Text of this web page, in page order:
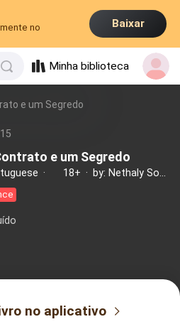
no
Baixar
Minha biblioteca
e um Segredo
e um Segredo
· 18+ ·
no aplicativo